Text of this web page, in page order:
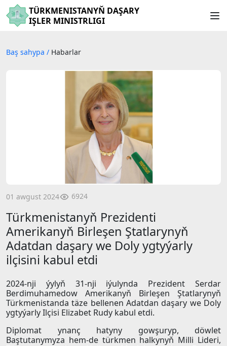
TÜRKMENISTANYŇ DAŞARY
IŞLER MINISTRLIGI
Baş sahypa / Habarlar
01 awgust 2024 6924
Türkmenistanyň Prezidenti
Amerikanyň Birleşen Ştatlarynyň
Adatdan daşary we Doly ygtyýarly
ilçisini kabul etdi
2024-nji ýylyň 31-nji iýulynda Prezident Serdar
Berdimuhamedow Amerikanyň Birleşen Ştatlarynyň
Türkmenistanda täze bellenen Adatdan daşary we Doly
ygtyýarly Ilçisi Elizabet Rudy kabul etdi.
Diplomat ynanç hatyny gowşuryp, döwlet
Baştutanymyza hem-de türkmen halkynyň Milli Lideri,